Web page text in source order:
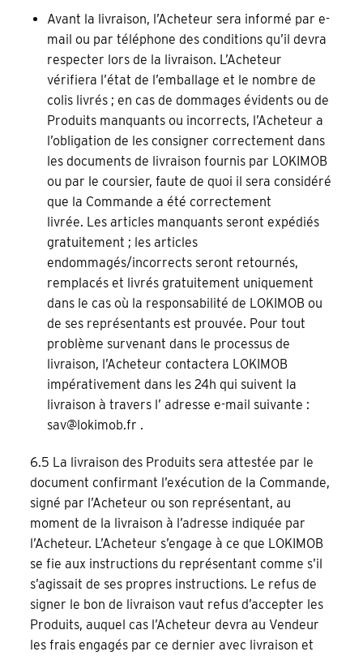
Avant la livraison, l’Acheteur sera informé par e-
mail ou par téléphone des conditions qu’il devra
respecter lors de la livraison. L’Acheteur
vérifiera l’état de l’emballage et le nombre de
colis livrés ; en cas de dommages évidents ou de
Produits manquants ou incorrects, l’Acheteur a
l’obligation de les consigner correctement dans
les documents de livraison fournis par LOKIMOB
ou par le coursier, faute de quoi il sera considéré
que la Commande a été correctement
livrée. Les articles manquants seront expédiés
gratuitement ; les articles
endommagés/incorrects seront retournés,
remplacés et livrés gratuitement uniquement
dans le cas où la responsabilité de LOKIMOB ou
de ses représentants est prouvée. Pour tout
problème survenant dans le processus de
livraison, l’Acheteur contactera LOKIMOB
impérativement dans les 24h qui suivent la
livraison à travers l’ adresse e-mail suivante :
sav@lokimob.fr .
6.5 La livraison des Produits sera attestée par le
document confirmant l’exécution de la Commande,
signé par l’Acheteur ou son représentant, au
moment de la livraison à l’adresse indiquée par
l’Acheteur. L’Acheteur s’engage à ce que LOKIMOB
se fie aux instructions du représentant comme s’il
s’agissait de ses propres instructions. Le refus de
signer le bon de livraison vaut refus d’accepter les
Produits, auquel cas l’Acheteur devra au Vendeur
les frais engagés par ce dernier avec livraison et